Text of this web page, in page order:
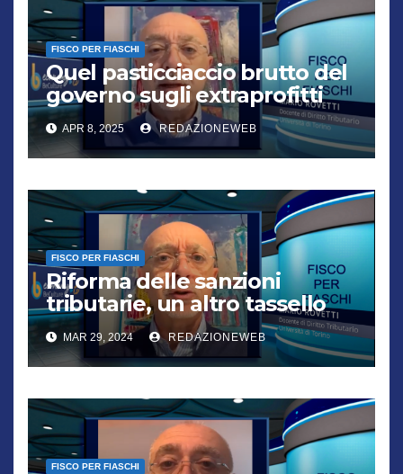
FISCO PER FIASCHI
Quel pasticciaccio brutto del
governo sugli extraprofitti
bancari
APR 8, 2025 REDAZIONEWEB
FISCO PER FIASCHI
Riforma delle sanzioni
tributarie, un altro tassello
verso la semplificazione
MAR 29, 2024 REDAZIONEWEB
FISCO PER FIASCHI